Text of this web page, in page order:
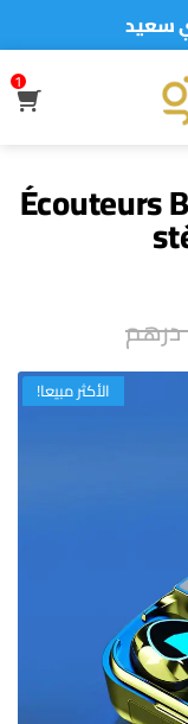
المنتج
1
🎧
درهم
الأكثر مبيعا!